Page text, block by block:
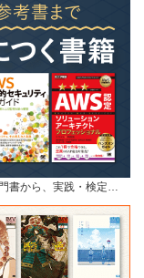
書から、実践・検定…